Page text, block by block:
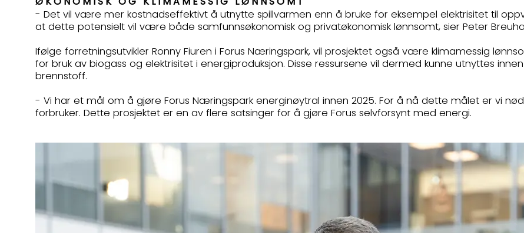
- Det vil være mer kostnadseffektivt å utnytte spillvarmen enn å bruke for eksempel elektrisitet til
at dette potensielt vil være både samfunnsøkonomisk og privatøkonomisk lønnsomt, sier Peter
Ifølge forretningsutvikler Ronny Fiuren i Forus Næringspark, vil prosjektet også være klimamessig
for bruk av biogass og elektrisitet i energiproduksjon. Disse ressursene vil dermed kunne utnyttes
brennstoff.
- Vi har et mål om å gjøre Forus Næringspark energinøytral innen 2025. For å nå dette målet er vi
forbruker. Dette prosjektet er en av flere satsinger for å gjøre Forus selvforsynt med energi.